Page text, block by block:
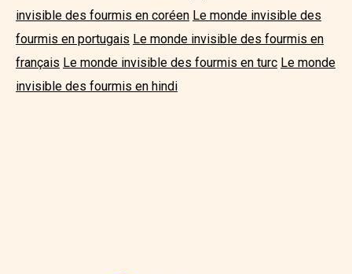
invisible des fourmis en coréen Le monde invisible des
fourmis en portugais Le monde invisible des fourmis en
français Le monde invisible des fourmis en turc Le monde
invisible des fourmis en hindi